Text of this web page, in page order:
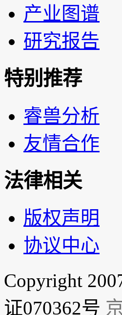
产业图谱
研究报告
特别推荐
睿兽分析
友情合作
法律相关
版权声明
协议中心
Copyright
证070362号